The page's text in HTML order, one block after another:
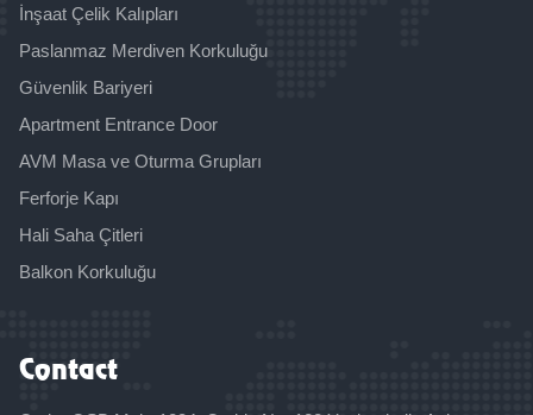
İnşaat Çelik Kalıpları
Paslanmaz Merdiven Korkuluğu
Güvenlik Bariyeri
Apartment Entrance Door
AVM Masa ve Oturma Grupları
Ferforje Kapı
Hali Saha Çitleri
Balkon Korkuluğu
Contact